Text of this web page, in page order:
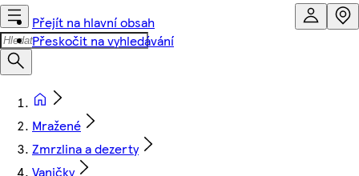
Přejít na hlavní obsah
Přeskočit na vyhledávání
Mražené
Zmrzlina a dezerty
Vaničky